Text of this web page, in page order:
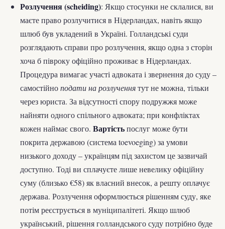
Розлучення (scheiding): Якщо стосунки не склалися, ви
маєте право розлучитися в Нідерландах, навіть якщо
шлюб був укладений в Україні. Голландські суди
розглядають справи про розлучення, якщо одна з сторін
хоча б півроку офіційно проживає в Нідерландах.
Процедура вимагає участі адвоката і звернення до суду –
самостійноподати на розлученнятут не можна, тільки
через юриста. За відсутності спору подружжя може
найняти одного спільного адвоката; при конфліктах
кожен наймає свого. Вартістьпослуг може бути
покрита державою (система toevoeging) за умови
низького доходу – українцям під захистом це зазвичай
доступно. Тоді ви сплачуєте лише невелику офіційну
суму (близько €58) як власний внесок, а решту оплачує
держава. Розлучення оформлюється рішенням суду, яке
потім реєструється в муніципалітеті. Якщо шлюб
український, рішення голландського суду потрібно буде